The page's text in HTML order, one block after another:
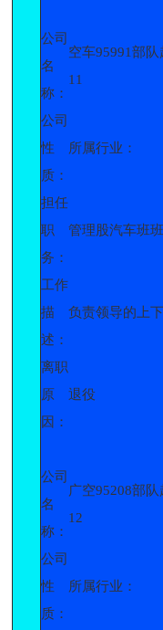
公司
名
称：
空车95991部
11
公司
性
质：
所属行业：
担任
职
务：
管理股汽车班
工作
描
述：
负责领导的上
离职
原
因：
退役
公司
名
称：
广空95208部
12
公司
性
质：
所属行业：